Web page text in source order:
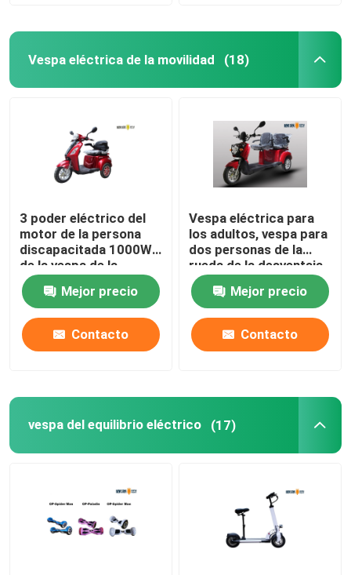
Vespa eléctrica de la movilidad (18)
3 poder eléctrico del
motor de la persona
discapacitada 1000W
de la vespa de la
movilidad de la gama
larga de la rueda
Mejor precio
Contacto
Vespa eléctrica para
los adultos, vespa para
dos personas de la
rueda de la desventaja
3 de la movilidad
Mejor precio
Contacto
vespa del equilibrio eléctrico (17)